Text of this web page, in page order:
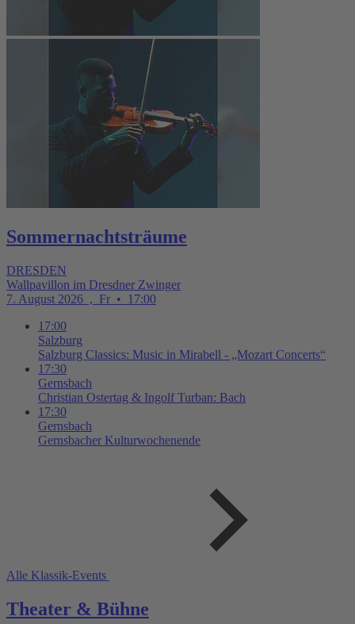
Sommernachtsträume
DRESDEN
Wallpavillon im Dresdner Zwinger
7. August 2026 , Fr •
17:00
17:00
Salzburg
Salzburg Classics: Music in Mirabell - „Mozart Concerts“
17:30
Gernsbach
Christian Ostertag & Ingolf Turban: Bach
17:30
Gernsbach
Gernsbacher Kulturwochenende
Alle Klassik-Events
Theater & Bühne